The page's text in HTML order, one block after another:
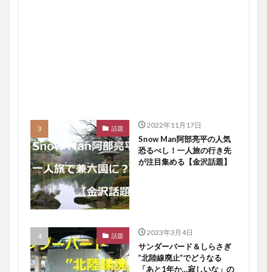
話題 2022年11月17日
Snow Man阿部亮平の人気
恐るべし！一人旅の行き先
が注目集める【金沢話題】
話題 2023年3月4日
サンダーバード＆しらさぎ
”北陸線廃止”でどうなる
「あと1年か…寂しいな」の